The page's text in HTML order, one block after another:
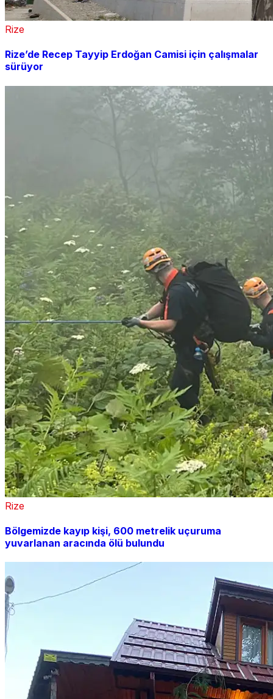
Rize
Rize’de Recep Tayyip Erdoğan Camisi için çalışmalar
sürüyor
Rize
Bölgemizde kayıp kişi, 600 metrelik uçuruma
yuvarlanan aracında ölü bulundu